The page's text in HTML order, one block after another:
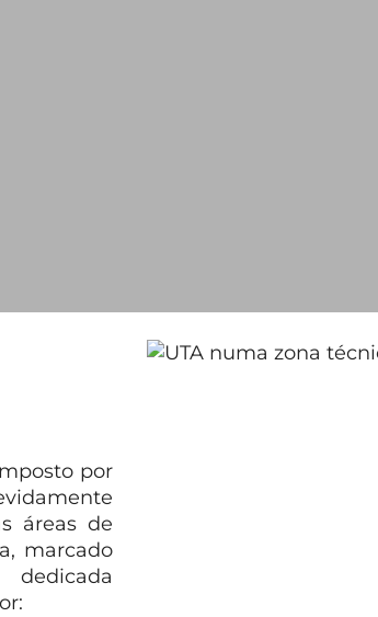
por
áreas de
marcado